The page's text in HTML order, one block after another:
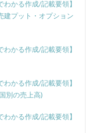
かる作成/記載要領】
建プット・オプション
かる作成/記載要領】
かる作成/記載要領】
別の売上高)
かる作成/記載要領】